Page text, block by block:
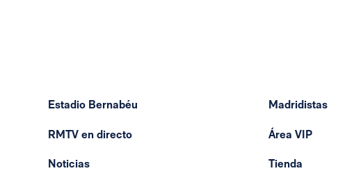
Estadio Bernabéu
RMTV en directo
Noticias
Madridistas
Área VIP
Tienda